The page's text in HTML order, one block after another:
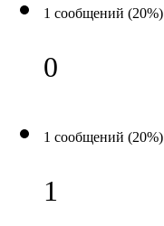
1 сообщений (20%)
0
1 сообщений (20%)
1